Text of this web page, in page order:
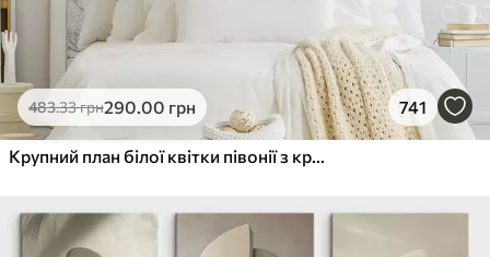
483.33грн290.00 грн 741
Крупний план білої квітки півонії з крапельками води на пелюстках на розмитому фоні